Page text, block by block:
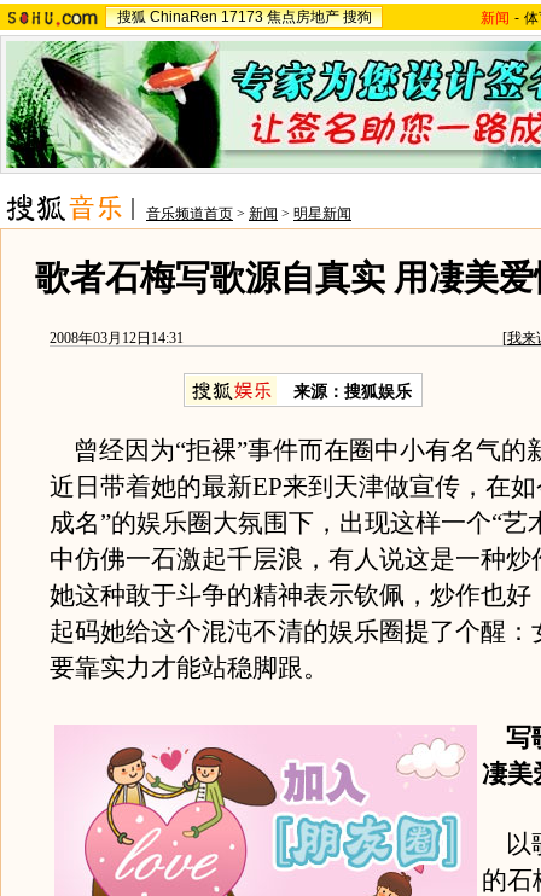
搜狐 ChinaRen 17173 焦点房地产 搜狗 新闻 -
音乐频道首页 > 新闻 > 明星新闻
歌者石梅写歌源自真实 用凄美
2008年03月12日14:31 [我来
来源：搜狐娱乐
曾经因为“拒裸”事件而在圈中小有名气的
近日带着她的最新EP来到天津做宣传，在
成名”的娱乐圈大氛围下，出现这样一个“艺
中仿佛一石激起千层浪，有人说这是一种炒
她这种敢于斗争的精神表示钦佩，炒作也好
起码她给这个混沌不清的娱乐圈提了个醒：
要靠实力才能站稳脚跟。
写
凄美
以
的石